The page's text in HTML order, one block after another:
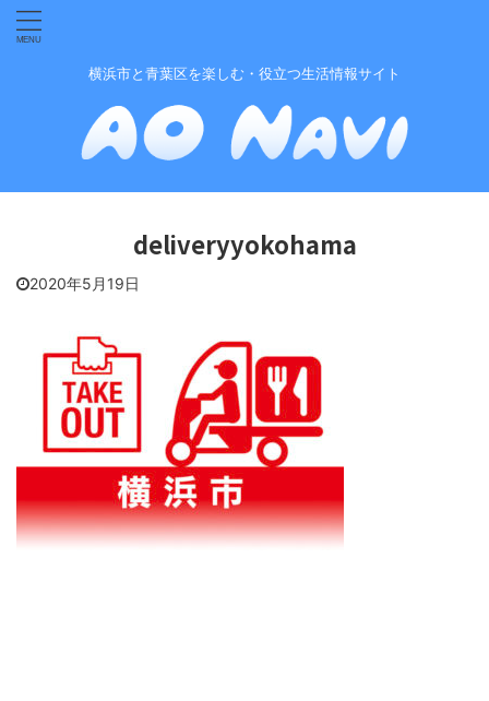
横浜市と青葉区を楽しむ・役立つ生活情報サイト
deliveryyokohama
2020年5月19日